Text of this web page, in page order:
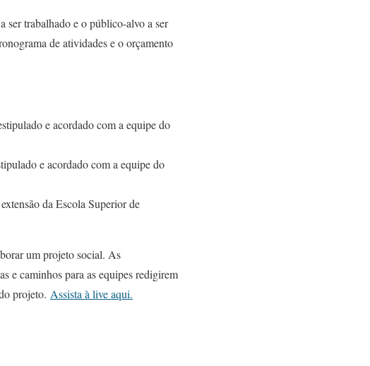
ser trabalhado e o público-alvo a ser
de atividades e o orçamento
e acordado com a equipe do
e acordado com a equipe do
da Escola Superior de
um projeto social. As
e caminhos para as equipes redigirem
projeto. Assista à live aqui.